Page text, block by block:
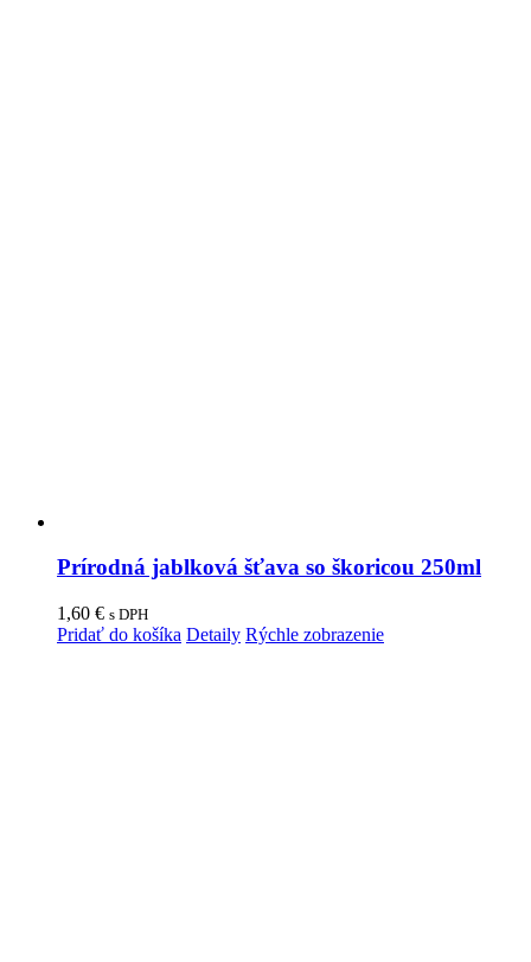
Prírodná jablková šťava so škoricou 250ml
1,60 € s DPH
Pridať do košíka Detaily Rýchle zobrazenie